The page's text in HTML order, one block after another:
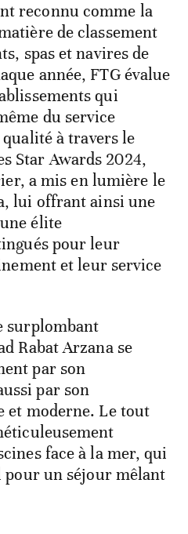
reconnu comme la
de classement
spas et navires de
année, FTG évalue
qui
du service
à travers le
Star Awards 2024,
a mis en lumière le
lui offrant ainsi une
élite
pour leur
et leur service
surplombant
Rabat Arzana se
par son
par son
et moderne. Le tout
face à la mer, qui
pour un séjour mêlant